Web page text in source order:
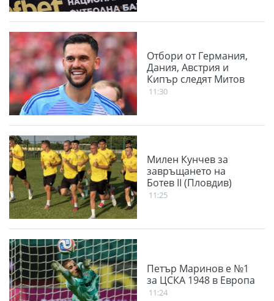
Отбори от Германия,
Дания, Австрия и
Кипър следят Митов
11:30
Милен Кунчев за
завръщането на
Ботев II (Пловдив)
11:25
Петър Маринов е №1
за ЦСКА 1948 в Европа
11:24